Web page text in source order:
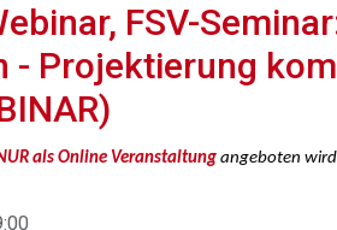
FSV-
- Projektierung
als Online Veranstaltungangeboten